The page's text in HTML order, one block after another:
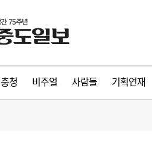
충청 비주얼 사람들 기획연재